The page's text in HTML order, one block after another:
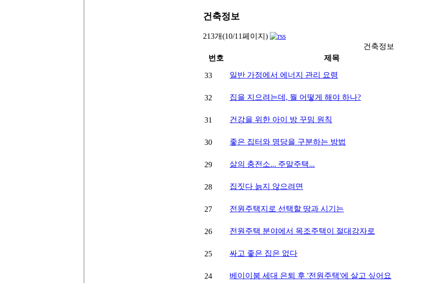
건축정보
213개(10/11페이지)
건축정보
번호
제목
33 일반 가정에서 에너지 관리 요령
32 집을 지으려는데, 뭘 어떻게 해야 하나?
31 건강을 위한 아이 방 꾸밈 원칙
30 좋은 집터와 명당을 구분하는 방법
29 삶의 충전소... 주말주택...
28 집짓다 늙지 않으려면
27 전원주택지로 선택할 땅과 시기는
26 전원주택 분야에서 목조주택이 절대강자로
25 싸고 좋은 집은 없다
24 베이이붐 세대 은퇴 후 '전원주택'에 살고 싶어요